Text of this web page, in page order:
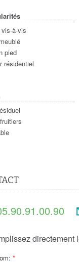
à-vis
pied
résidentiel
directement